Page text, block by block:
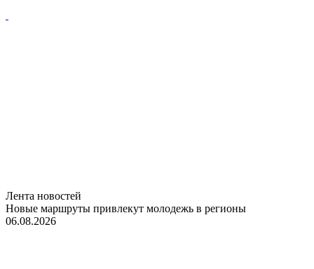
Лента новостей
Новые маршруты привлекут молодежь в регионы
06.08.2026